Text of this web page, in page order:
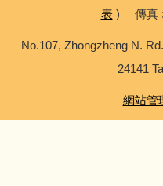
表) 傳真
No.107, Zhongzheng N.
24141
網站管